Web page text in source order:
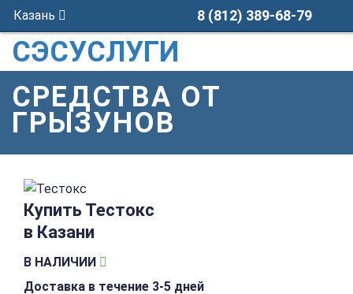
Казань 8 (812) 389-68-79
СЭСУСЛУГИ
СРЕДСТВА ОТ
ГРЫЗУНОВ
Купить Тестокс
в Казани
В НАЛИЧИИ
Доставка в течение 3-5 дней